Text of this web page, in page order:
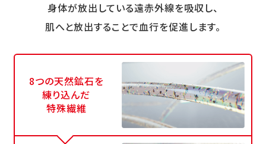
身体が放出している遠赤外線を吸収し、
肌へと放出することで血行を促進します。
8つの天然鉱石を
練り込んだ
特殊繊維